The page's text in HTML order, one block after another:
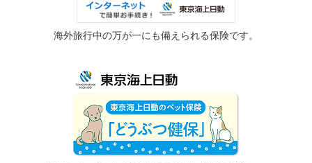
海外旅行中の万が一にも備えられる保険です。